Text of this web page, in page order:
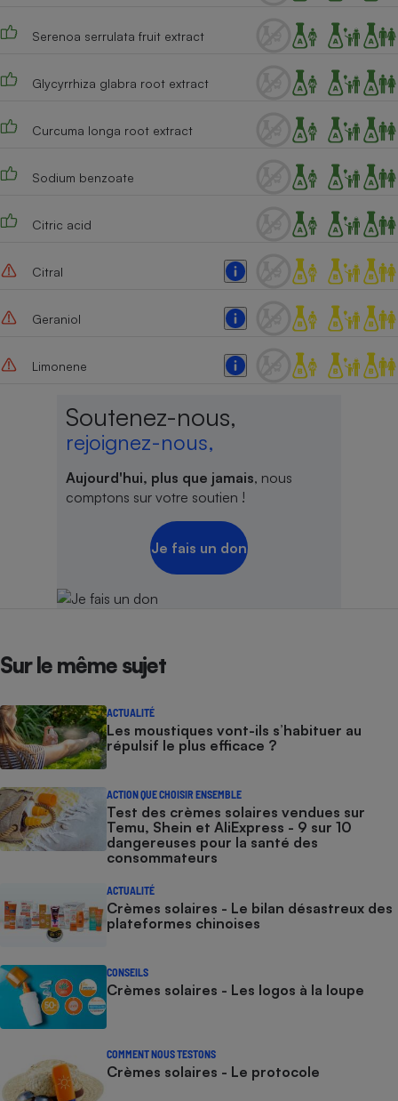
Serenoa serrulata fruit extract
Glycyrrhiza glabra root extract
Curcuma longa root extract
Sodium benzoate
Citric acid
Citral
Geraniol
Limonene
Soutenez-nous,
rejoignez-nous,
Aujourd'hui, plus que jamais, nous
comptons sur votre soutien !
Je fais un don
Sur le même sujet
ACTUALITÉ
Les moustiques vont-ils s’habituer au
répulsif le plus efficace ?
ACTION QUE CHOISIR ENSEMBLE
Test des crèmes solaires vendues sur
Temu, Shein et AliExpress - 9 sur 10
dangereuses pour la santé des
consommateurs
ACTUALITÉ
Crèmes solaires - Le bilan désastreux des
plateformes chinoises
CONSEILS
Crèmes solaires - Les logos à la loupe
COMMENT NOUS TESTONS
Crèmes solaires - Le protocole